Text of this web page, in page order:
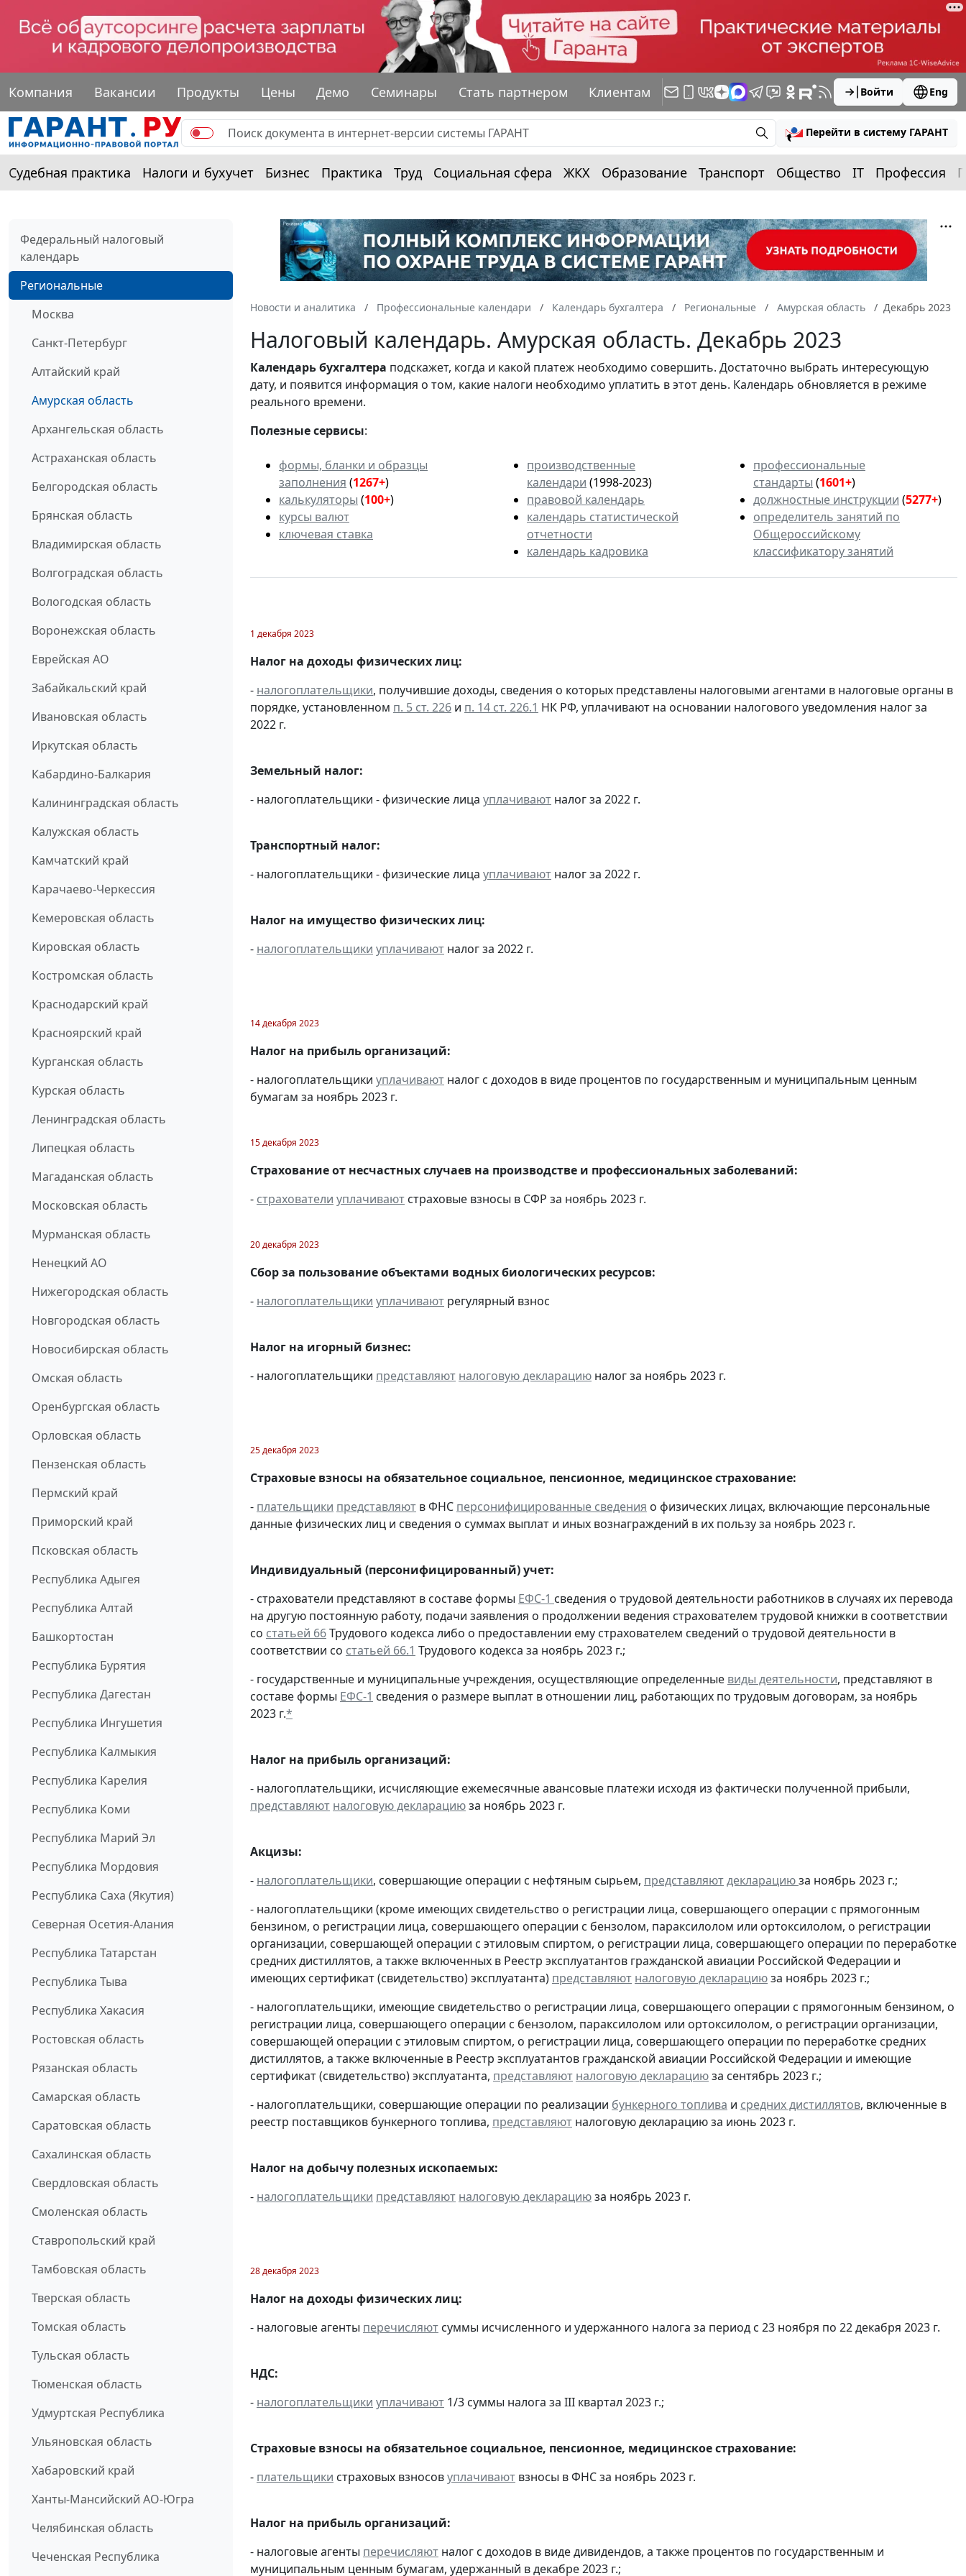
Компания Вакансии Продукты Цены Демо Семинары Стать партнером Клиентам Войти Eng
Перейти в систему ГАРАНТ
Судебная практика Налоги и бухучет Бизнес Практика Труд Социальная сфера ЖКХ Образование Транспорт Общество IT Профессия
Федеральный налоговый
календарь
Региональные
Москва
Санкт-Петербург
Алтайский край
Амурская область
Архангельская область
Астраханская область
Белгородская область
Брянская область
Владимирская область
Волгоградская область
Вологодская область
Воронежская область
Еврейская АО
Забайкальский край
Ивановская область
Иркутская область
Кабардино-Балкария
Калининградская область
Калужская область
Камчатский край
Карачаево-Черкессия
Кемеровская область
Кировская область
Костромская область
Краснодарский край
Красноярский край
Курганская область
Курская область
Ленинградская область
Липецкая область
Магаданская область
Московская область
Мурманская область
Ненецкий АО
Нижегородская область
Новгородская область
Новосибирская область
Омская область
Оренбургская область
Орловская область
Пензенская область
Пермский край
Приморский край
Псковская область
Республика Адыгея
Республика Алтай
Башкортостан
Республика Бурятия
Республика Дагестан
Республика Ингушетия
Республика Калмыкия
Республика Карелия
Республика Коми
Республика Марий Эл
Республика Мордовия
Республика Саха (Якутия)
Северная Осетия-Алания
Республика Татарстан
Республика Тыва
Республика Хакасия
Ростовская область
Рязанская область
Самарская область
Саратовская область
Сахалинская область
Свердловская область
Смоленская область
Ставропольский край
Тамбовская область
Тверская область
Томская область
Тульская область
Тюменская область
Удмуртская Республика
Ульяновская область
Хабаровский край
Ханты-Мансийский АО-Югра
Челябинская область
Чеченская Республика
Новости и аналитика Профессиональные календари Календарь бухгалтера Региональные Амурская область Декабрь 2023
Налоговый календарь. Амурская область. Декабрь 2023
Календарьбухгалтера подскажет, когда и какой платеж необходимо совершить. Достаточно выбрать интересующую
дату, и появится информация о том, какие налоги необходимо уплатить в этот день. Календарь обновляется в режиме
реального времени.
Полезные сервисы:
формы, бланки и образцы
заполнения (1267+)
калькуляторы (100+)
курсы валют
ключевая ставка
производственные
календари (1998-2023)
правовой календарь
календарь статистической
отчетности
календарь кадровика
профессиональные
стандарты (1601+)
должностные инструкции (5277+)
определитель занятий по
Общероссийскому
классификатору занятий
1 декабря 2023
Налог на доходы физических лиц:
- налогоплательщики, получившие доходы, сведения о которых представлены налоговыми агентами в налоговые органы в
порядке, установленном п. 5 ст. 226 и п. 14 ст. 226.1 НК РФ, уплачивают на основании налогового уведомления налог за
2022 г.
Земельный налог:
- налогоплательщики - физические лица уплачивают налог за 2022 г.
Транспортный налог:
- налогоплательщики - физические лица уплачивают налог за 2022 г.
Налог на имущество физических лиц:
- налогоплательщики уплачивают налог за 2022 г.
14 декабря 2023
Налог на прибыль организаций:
- налогоплательщики уплачивают налог с доходов в виде процентов по государственным и муниципальным ценным
бумагам за ноябрь 2023 г.
15 декабря 2023
Страхование от несчастных случаев на производстве и профессиональных заболеваний:
- страхователи уплачивают страховые взносы в СФР за ноябрь 2023 г.
20 декабря 2023
Сбор за пользование объектами водных биологических ресурсов:
- налогоплательщики уплачивают регулярный взнос
Налог на игорный бизнес:
- налогоплательщики представляют налоговую декларацию налог за ноябрь 2023 г.
25 декабря 2023
Страховые взносы на обязательное социальное, пенсионное, медицинское страхование:
- плательщики представляют в ФНС персонифицированные сведения о физических лицах, включающие персональные
данные физических лиц и сведения о суммах выплат и иных вознаграждений в их пользу за ноябрь 2023 г.
Индивидуальный (персонифицированный) учет:
- страхователи представляют в составе формы ЕФС-1 сведения о трудовой деятельности работников в случаях их перевода
на другую постоянную работу, подачи заявления о продолжении ведения страхователем трудовой книжки в соответствии
со статьей 66Трудового кодекса либо о предоставлении ему страхователем сведений о трудовой деятельности в
соответствии со статьей 66.1 Трудового кодекса за ноябрь 2023 г.;
- государственные и муниципальные учреждения, осуществляющие определенные виды деятельности, представляют в
составе формы ЕФС-1 сведения о размере выплат в отношении лиц, работающих по трудовым договорам, за ноябрь
2023 г.*
Налог на прибыль организаций:
- налогоплательщики, исчисляющие ежемесячные авансовые платежи исходя из фактически полученной прибыли,
представляют налоговую декларациюза ноябрь 2023 г.
Акцизы:
- налогоплательщики, совершающие операции с нефтяным сырьем, представляютдекларациюза ноябрь 2023 г.;
- налогоплательщики (кроме имеющих свидетельство о регистрации лица, совершающего операции с прямогонным
бензином, о регистрации лица, совершающего операции с бензолом, параксилолом или ортоксилолом, о регистрации
организации, совершающей операции с этиловым спиртом, о регистрации лица, совершающего операции по переработке
средних дистиллятов, а также включенных в Реестр эксплуатантов гражданской авиации Российской Федерации и
имеющих сертификат (свидетельство) эксплуатанта) представляют налоговую декларациюза ноябрь 2023 г.;
- налогоплательщики, имеющие свидетельство о регистрации лица, совершающего операции с прямогонным бензином, о
регистрации лица, совершающего операции с бензолом, параксилолом или ортоксилолом, о регистрации организации,
совершающей операции с этиловым спиртом, о регистрации лица, совершающего операции по переработке средних
дистиллятов, а также включенные в Реестр эксплуатантов гражданской авиации Российской Федерации и имеющие
сертификат (свидетельство) эксплуатанта, представляют налоговую декларациюза сентябрь 2023 г.;
- налогоплательщики, совершающие операции по реализации бункерного топлива и средних дистиллятов, включенные в
реестр поставщиков бункерного топлива, представляют налоговую декларацию за июнь 2023 г.
Налог на добычу полезных ископаемых:
- налогоплательщики представляют налоговую декларациюза ноябрь 2023 г.
28 декабря 2023
Налог на доходы физических лиц:
- налоговые агенты перечисляют суммы исчисленного и удержанного налога за период с 23 ноября по 22 декабря 2023 г.
НДС:
- налогоплательщики уплачивают 1/3 суммы налога за III квартал 2023 г.;
Страховые взносы на обязательное социальное, пенсионное, медицинское страхование:
- плательщики страховых взносовуплачивают взносы в ФНС за ноябрь 2023 г.
Налог на прибыль организаций:
- налоговые агенты перечисляют налог с доходов в виде дивидендов, а также процентов по государственным и
муниципальным ценным бумагам, удержанный в декабре 2023 г.;